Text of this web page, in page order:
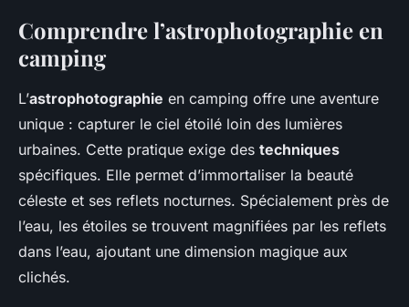
Astrophotographie en
camping : Admirer les étoiles
au bord de l'eau
Inaya 19 février 2025 6 min de lecture
Comprendre l’astrophotographie en
camping
L’astrophotographie en camping offre une aventure
unique : capturer le ciel étoilé loin des lumières
urbaines. Cette pratique exige des techniques
spécifiques. Elle permet d’immortaliser la beauté
céleste et ses reflets nocturnes. Spécialement près de
l’eau, les étoiles se trouvent magnifiées par les reflets
dans l’eau, ajoutant une dimension magique aux
clichés.